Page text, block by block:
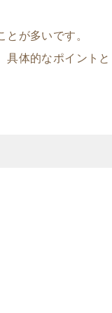
が多いです。
具体的なポイント